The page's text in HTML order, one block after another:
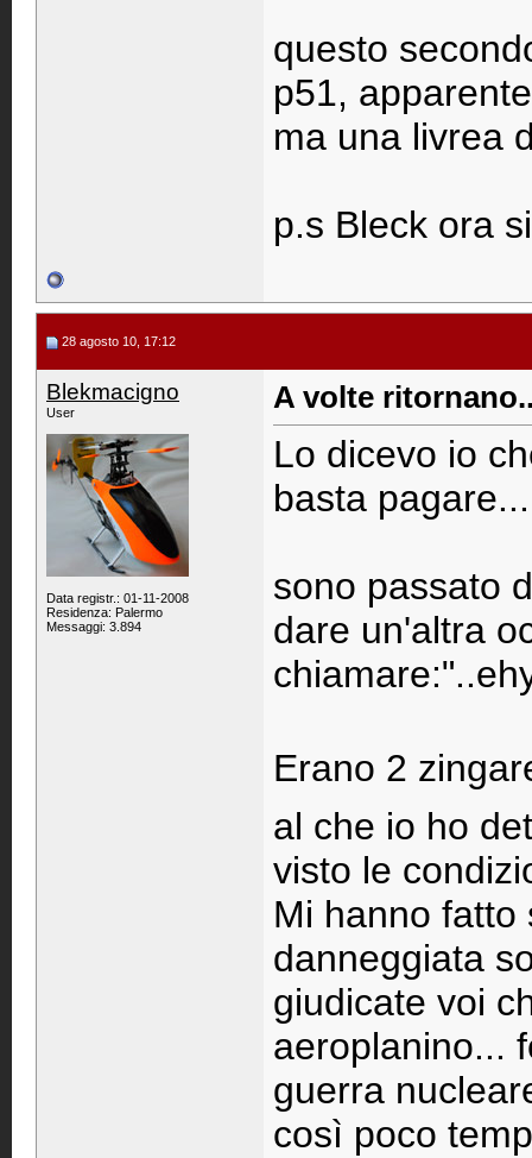
questo
p51,
ma una livrea
p.s Bleck ora
28 agosto 10, 17:12
Blekmacigno
User
Data registr.: 01-11-2008
Residenza: Palermo
Messaggi: 3.894
A volte
Lo dicevo io
basta pagare...
sono passato
dare un'altra
Erano 2
al che io ho
visto le
Mi hanno fatto
danneggiata
giudicate voi
aeroplanino...
guerra
così poco